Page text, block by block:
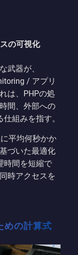
の可視化
武器が、
/ アプリ
は、PHPの処
間、外部への
組みを指す。
平均何秒かか
づいた最適化
時間を短縮で
時アクセスを
めの計算式